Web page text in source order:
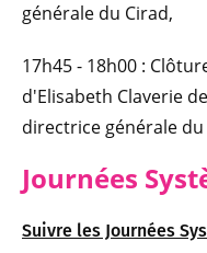
générale du Cirad,
17h45 - 18h00 :
d'Elisabeth Claverie
directrice générale du
Journées
Suivre les Journées